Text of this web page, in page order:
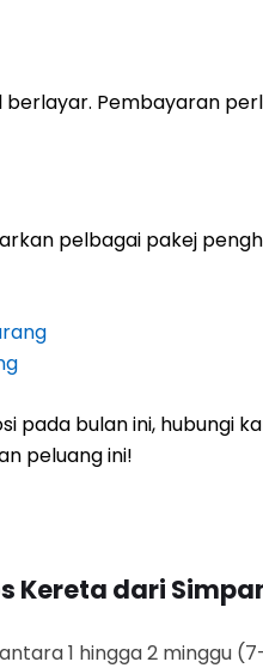
Pembayaran
pelbagai pakej
pada bulan ini, hubungi
peluang ini!
Kereta dari
1 hingga 2 minggu